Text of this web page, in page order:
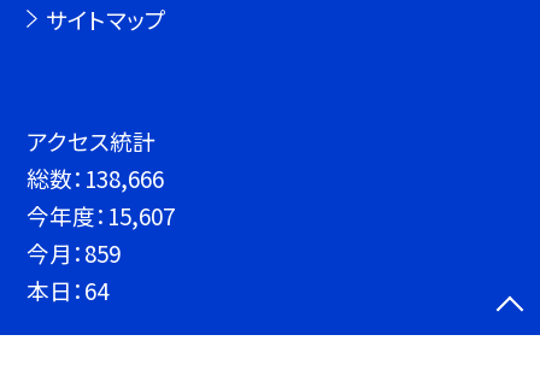
サイトマップ
アクセス統計
総数： 138,666
今年度： 15,607
今月：859
本日：64